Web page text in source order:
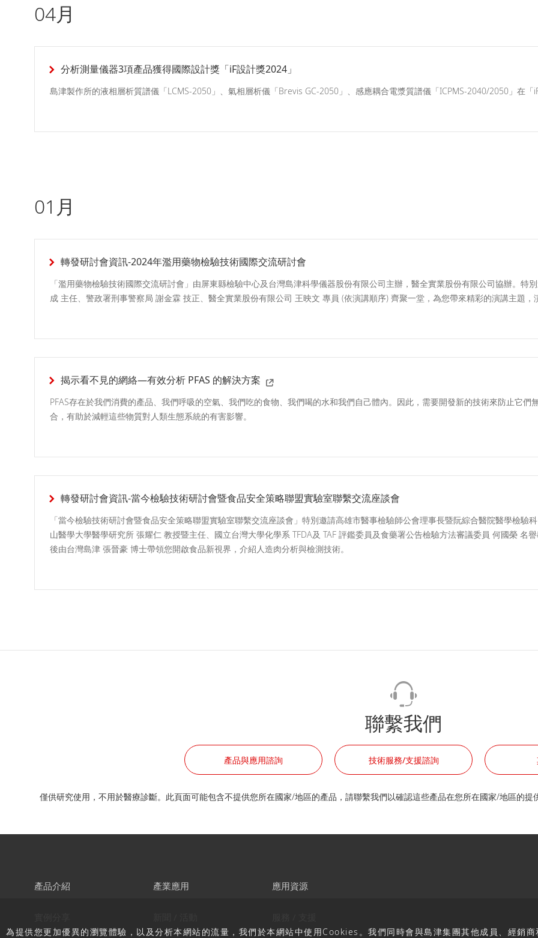
04月
分析測量儀器3項產品獲得國際設計獎「iF設計獎2024」
島津製作所的液相層析質譜儀「LCMS-2050」、氣相層析儀「Brevis GC-2050」、感應耦合電漿質譜儀「ICPMS-2040/2050」在「
01月
轉發研討會資訊-2024年濫用藥物檢驗技術國際交流研討會
「濫用藥物檢驗技術國際交流研討會」由屏東縣檢驗中心及台灣島津科學儀器股份有限公司主辦，醫全實業股份有限公司協辦。特
成 主任、警政署刑事警察局 謝金霖 技正、醫全實業股份有限公司 王映文 專員 (依演講順序) 齊聚一堂，為您帶來精彩的演講主題，
揭示看不見的網絡—有效分析 PFAS 的解決方案
PFAS存在於我們消費的產品、我們呼吸的空氣、我們吃的食物、我們喝的水和我們自己體內。因此，需要開發新的技術來防止它們
合，有助於減輕這些物質對人類生態系統的有害影響。
轉發研討會資訊-當今檢驗技術研討會暨食品安全策略聯盟實驗室聯繫交流座談會
「當今檢驗技術研討會暨食品安全策略聯盟實驗室聯繫交流座談會」特別邀請高雄市醫事檢驗師公會理事長暨阮綜合醫院醫學檢驗
山醫學大學醫學研究所 張耀仁 教授暨主任、國立台灣大學化學系 TFDA及 TAF 評鑑委員及食藥署公告檢驗方法審議委員 何國榮 名
後由台灣島津 張晉豪 博士帶領您開啟食品新視界，介紹人造肉分析與檢測技術。
為提供您更加優異的瀏覽體驗，以及分析本網站的流量，我們於本網站中使用Cookies。我們同時會與島津集團其他成員、經銷商
聯繫我們
產品與應用諮詢 技術服務/支援諮詢
僅供研究使用，不用於醫療診斷。此頁面可能包含不提供您所在國家/地區的產品，請聯繫我們以確認這些產品在您所在國家/地區的提
產品介紹 產業應用 應用資源